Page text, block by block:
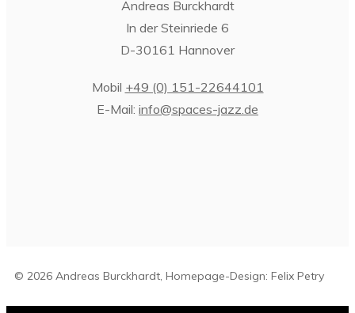
Andreas Burckhardt
In der Steinriede 6
D-30161 Hannover
Mobil +49 (0) 151-22644101
E-Mail: info@spaces-jazz.de
© 2026 Andreas Burckhardt, Homepage-Design: Felix Petry